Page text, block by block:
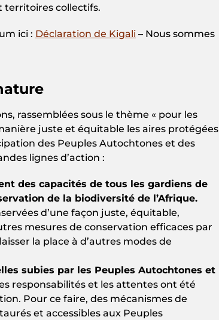
territoires collectifs.
ici : Déclaration de Kigali – Nous sommes
rassemblées sous le thème « pour les
juste et équitable les aires protégées
des Peuples Autochtones et des
lignes d’action :
des capacités de tous les gardiens de
de la biodiversité de l’Afrique.
d’une façon juste, équitable,
mesures de conservation efficaces par
la place à d’autres modes de
subies par les Peuples Autochtones et
responsabilités et les attentes ont été
Pour ce faire, des mécanismes de
et accessibles aux Peuples